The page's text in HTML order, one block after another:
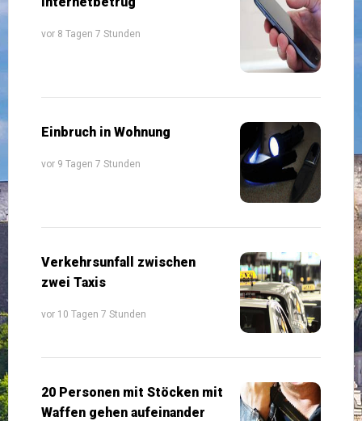
vor 8 Tagen 7 Stunden
Einbruch in Wohnung
vor 9 Tagen 7 Stunden
Verkehrsunfall zwischen
zwei Taxis
vor 10 Tagen 7 Stunden
20 Personen mit Stöcken mit
Waffen gehen aufeinander